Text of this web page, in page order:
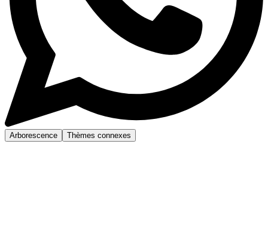
Arborescence Thèmes connexes